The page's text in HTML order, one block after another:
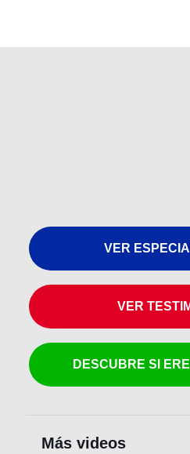
VER
VER
DESCUBRE SI